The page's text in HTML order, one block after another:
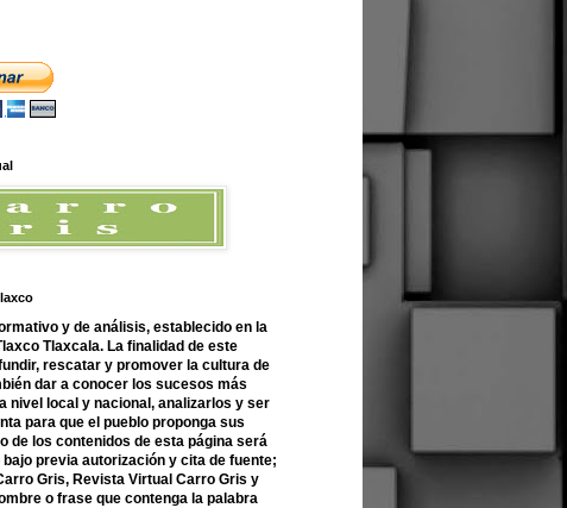
y de análisis, establecido en la
Tlaxcala. La finalidad de este
rescatar y promover la cultura de
dar a conocer los sucesos más
nivel local y nacional, analizarlos y ser
para que el pueblo proponga sus
de los contenidos de esta página será
previa autorización y cita de fuente;
Gris, Revista Virtual Carro Gris y
o frase que contenga la palabra